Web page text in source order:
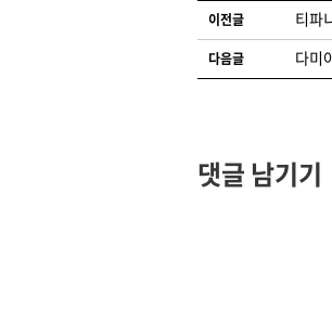
글 네비게이션
이전글 티파
다음글 다미
댓글 남기기